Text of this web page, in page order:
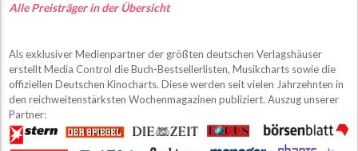
Alle Preisträger in der Übersicht
Als exklusiver Medienpartner der größten deutschen Verlagshäuser
erstellt Media Control die Buch-Bestsellerlisten, Musikcharts sowie die
offiziellen Deutschen Kinocharts. Diese werden seit vielen Jahrzehnten in
den reichweitenstärksten Wochenmagazinen publiziert. Auszug unserer
Partner: